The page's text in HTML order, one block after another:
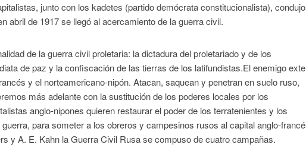
junto con los kadetes (partido demócrata constitucionalista),
abril de 1917 se llegó al acercamiento de la guerra civil.
de la guerra civil proletaria: la dictadura del proletariado y de los
de paz y la confiscación de las tierras de los latifundistas.El enemigo
y el norteamericano-nipón. Atacan, saquean y penetran en suelo ruso,
más adelante con la sustitución de los poderes locales por los
anglo-nipones quieren restaurar el poder de los terratenientes y los
para someter a los obreros y campesinos rusos al capital anglo-
y A. E. Kahn la Guerra Civil Rusa se compuso de cuatro campañas.